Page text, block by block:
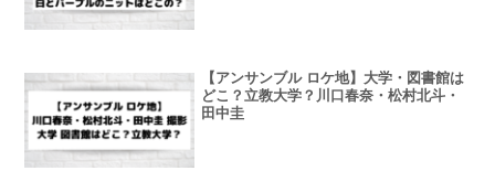
【アンサンブル ロケ地】大学・図書館は
どこ？立教大学？川口春奈・松村北斗・
田中圭